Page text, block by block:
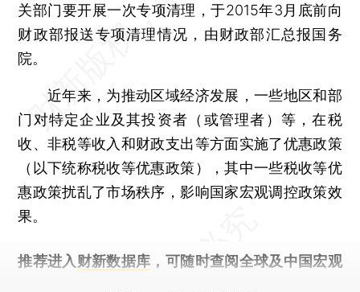
关部门要开展一次专项清理，于2015年3月底前向
财政部报送专项清理情况，由财政部汇总报国务
院。
近年来，为推动区域经济发展，一些地区和部
门对特定企业及其投资者（或管理者）等，在税
收、非税等收入和财政支出等方面实施了优惠政策
（以下统称税收等优惠政策），其中一些税收等优
惠政策扰乱了市场秩序，影响国家宏观调控政策效
果。
推荐进入 财新数据库 ，可随时查阅全球及中国宏观